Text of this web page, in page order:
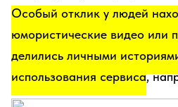
Особый отклик у людей
юмористические видео или
делились личными
использования сервиса,